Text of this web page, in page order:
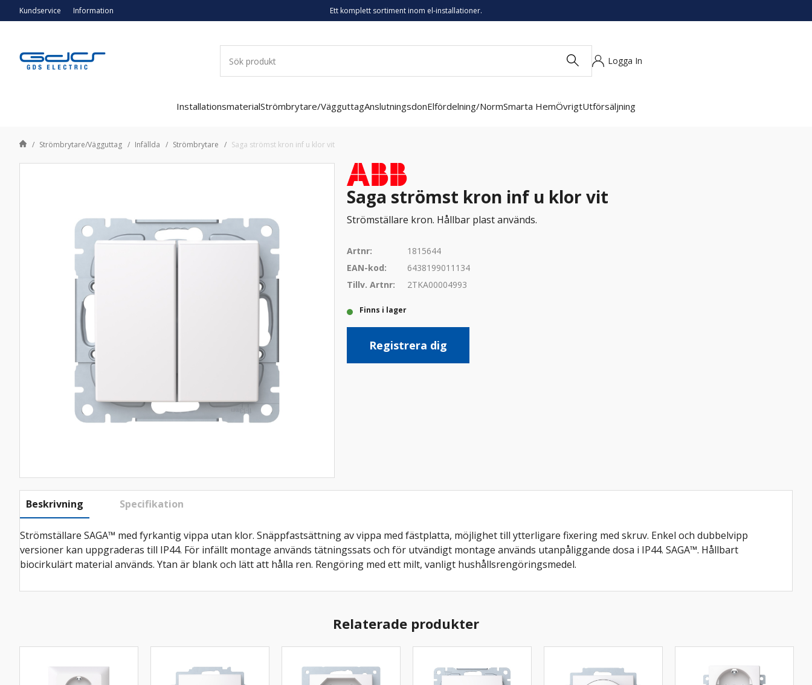
Kundservice Information Ett komplett sortiment inom el-installationer.
Logga In
InstallationsmaterialStrömbrytare/VägguttagAnslutningsdonElfördelning/NormSmarta HemÖvrigtUtförsäljning
Strömbrytare/Vägguttag Infällda Strömbrytare Saga strömst kron inf u klor vit
Saga strömst kron inf u klor vit
Strömställare kron. Hållbar plast används.
Artnr:
1815644
EAN-kod:
6438199011134
Tillv. Artnr:
2TKA00004993
Finns i lager
Registrera dig
Beskrivning Specifikation
Strömställare SAGA™ med fyrkantig vippa utan klor. Snäppfastsättning av vippa med fästplatta, möjlighet till ytterligare fixering med skruv. Enkel och dubbelvipp
versioner kan uppgraderas till IP44. För infällt montage används tätningssats och för utvändigt montage används utanpåliggande dosa i IP44. SAGA™. Hållbart
biocirkulärt material används. Ytan är blank och lätt att hålla ren. Rengöring med ett milt, vanligt hushållsrengöringsmedel.
Relaterade produkter